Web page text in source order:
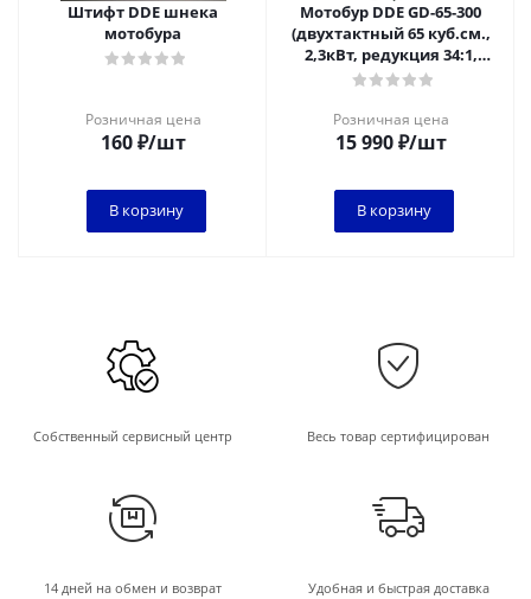
Штифт DDE шнека
мотобура
Розничная цена
160₽/шт
В корзину
Мотобур DDE GD-65-300
(двухтактный 65 куб.см.,
2,3кВт, редукция 34:1,
масса 10,8 кг, макс.
Розничная цена
15 990₽/шт
В корзину
Собственный сервисный центр Весь товар сертифицирован
14 дней на обмен и возврат Удобная и быстрая доставка